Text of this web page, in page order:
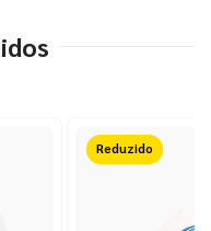
Reduzido